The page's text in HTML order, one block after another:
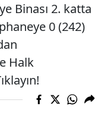
Binası 2. katta
0 (242)
Halk